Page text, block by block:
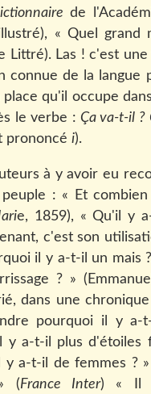
de
« Quel grand
Littré). Las ! c'est
de la langue
qu'il occupe
le verbe : Ça va-t-il ?
prononcé i).
à y avoir eu
: « Et
e, 1859), « Qu'il y
c'est son
il y a-t-il un mais
? »
dans une
pourquoi il y a-
y a-t-il plus d'étoiles
y a-t-il de femmes ?
(France Inter) « Il